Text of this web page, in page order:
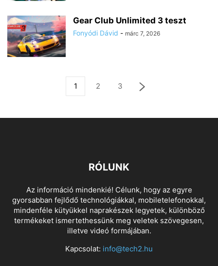
Gear Club Unlimited 3 teszt
Fonyódi Dávid - márc 7, 2026
1 2 3
RÓLUNK
Az információ mindenkié! Célunk, hogy az egyre
gyorsabban fejlődő technológiákkal, mobiletelefonokkal,
mindenféle kütyükkel naprakészek legyetek, különböző
termékeket ismertethessünk meg veletek szövegesen,
illetve videó formájában.
Kapcsolat: info@tech2.hu